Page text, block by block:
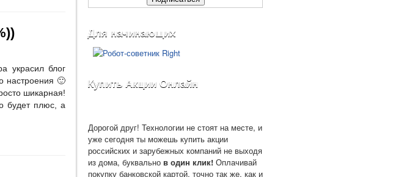
украсил блог
настроения 🙂
шикарная!
будет плюс, а
Для начинающих
Купить Акции Онлайн
Дорогой друг! Технологии не стоят на месте, и
уже сегодня ты можешь купить акции
российских и зарубежных компаний не выходя
из дома, буквально в один клик! Оплачивай
покупку банковской картой, точно так же, как и